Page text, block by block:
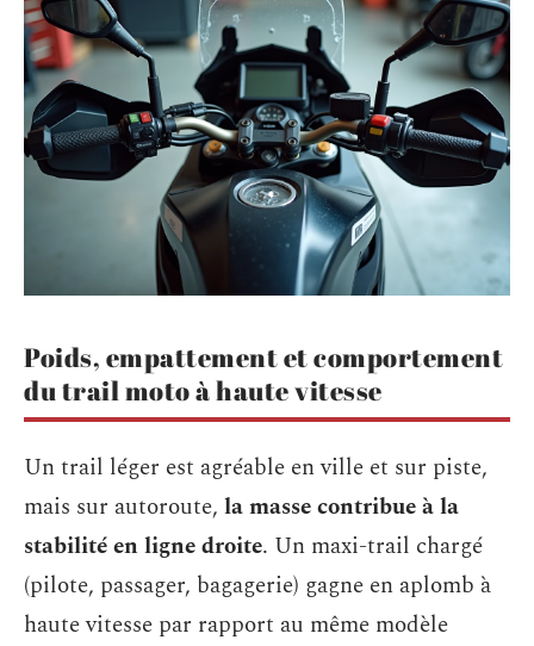
Poids, empattement et comportement
du trail moto à haute vitesse
Un trail léger est agréable en ville et sur piste,
mais sur autoroute, la masse contribue à la
stabilité en ligne droite. Un maxi-trail chargé
(pilote, passager, bagagerie) gagne en aplomb à
haute vitesse par rapport au même modèle